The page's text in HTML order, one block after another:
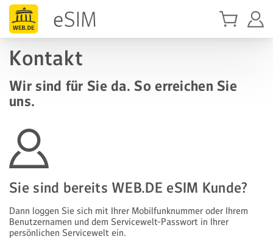
Kontakt
Wir sind für Sie da. So erreichen Sie
uns.
Sie sind bereits WEB.DE eSIM Kunde?
Dann loggen Sie sich mit Ihrer Mobilfunk­nummer oder Ihrem
Benutzer­namen und dem Servicewelt-Passwort in Ihrer
persönlichen Servicewelt ein.